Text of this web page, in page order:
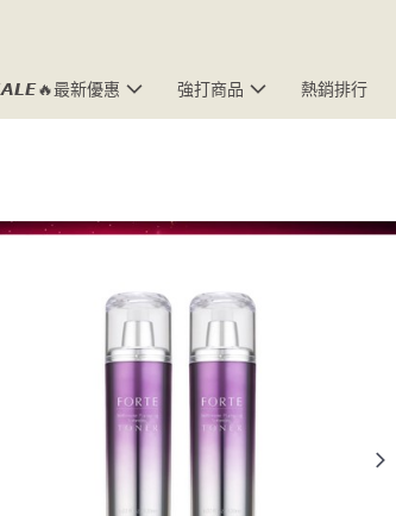
最新優惠 強打商品 熱銷排行